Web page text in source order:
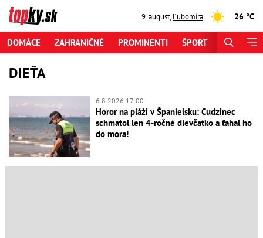
9. august,Ľubomíra 26 °C
DOMÁCE ZAHRANIČNÉ PROMINENTI ŠPORT
DIEŤA
6.8.2026 17:00
Horor na pláži v Španielsku: Cudzinec
schmatol len 4-ročné dievčatko a ťahal ho
do mora!